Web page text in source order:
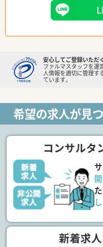
安心してご登録いただ
ファルマスタッフを運
人情報を適切に管理す
ています。
希望の求人が見
コンサルタ
新着求